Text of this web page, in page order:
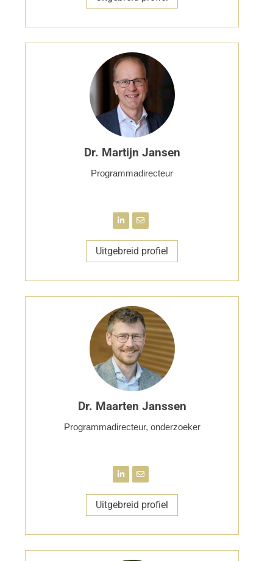
Dr. Martijn Jansen
Programmadirecteur
Uitgebreid profiel
Dr. Maarten Janssen
Programmadirecteur, onderzoeker
Uitgebreid profiel